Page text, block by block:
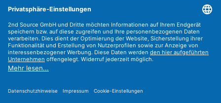
Versandarten
Zahlungsarten
Sicher Einkaufen
Find us on